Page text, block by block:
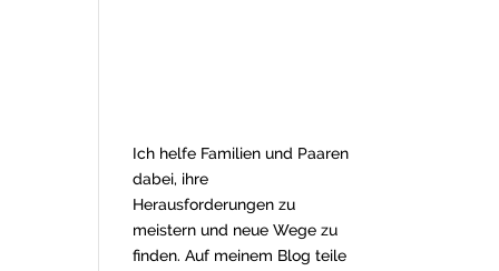
Ich helfe Familien und Paaren
dabei, ihre
Herausforderungen zu
meistern und neue Wege zu
finden. Auf meinem Blog teile